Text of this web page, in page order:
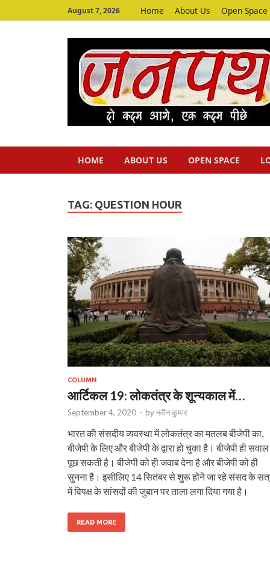
August 7, 2026 Home About Us Open Space
HOME ABOUT US OPEN SPACE
TAG: QUESTION HOUR
COLUMN
आर्टिकल 19: लोकतंत्र के शून्‍यकाल में…
September 4, 2020 - byनवीन कुमार
भारत की संसदीय व्यवस्था में लोकतंत्र का मतलब बीजेपी का,
बीजेपी के लिए और बीजेपी के द्वारा हो चुका है। बीजेपी ही सवाल
पूछ सकती है। बीजेपी को ही जवाब देना है और बीजेपी को ही
सुनना है। इसीलिए 14 सितंबर से शुरू होने जा रहे संसद के
में विपक्ष के सांसदों की जुबान पर ताला लगा दिया गया है।
READ MORE